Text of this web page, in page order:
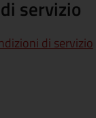
servizio
di servizio